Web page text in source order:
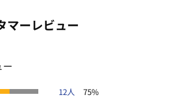
マーレビュー
ー
12人
75%